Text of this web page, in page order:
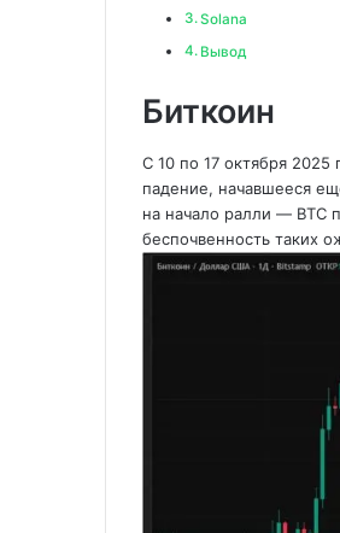
Solana
Вывод
Биткоин
С 10 по 17 октября 2025
падение, начавшееся
на начало ралли — BTC
беспочвенность таких